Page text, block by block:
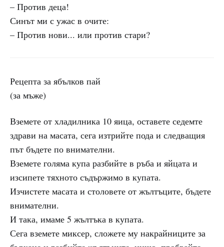
– Против деца!
Синът ми с ужас в очите:
– Против нови... или против стари?
Рецепта за ябълков пай
(за мъже)
Вземете от хладилника 10 яица, оставете седемте
здрави на масата, сега изтрийте пода и следващия
път бъдете по внимателни.
Вземете голяма купа разбийте в ръба и яйцата и
изсипете тяхното съдържимо в купата.
Изчистете масата и столовете от жълтъците, бъдете
внимателни.
И така, имаме 5 жълтъка в купата.
Сега вземете миксер, сложете му накрайниците за